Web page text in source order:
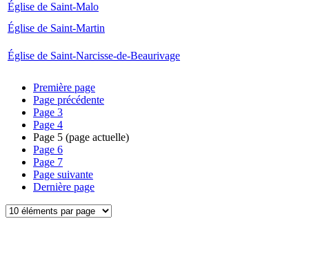
Église de Saint-Malo
Église de Saint-Martin
Église de Saint-Narcisse-de-Beaurivage
Première page
Page précédente
Page 3
Page 4
Page 5 (page actuelle)
Page 6
Page 7
Page suivante
Dernière page